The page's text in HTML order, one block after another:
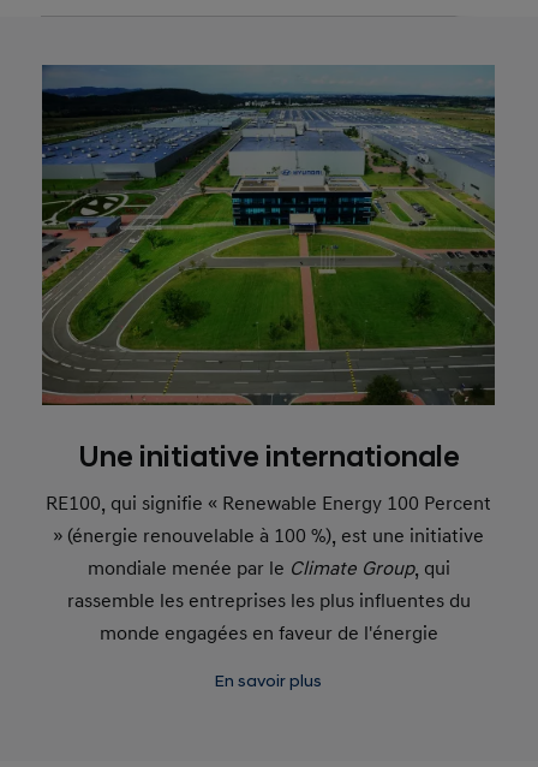
Une initiative internationale
RE100, qui signifie « Renewable Energy 100 Percent
» (énergie renouvelable à 100 %), est une initiative
mondiale menée par le Climate Group, qui
rassemble les entreprises les plus influentes du
monde engagées en faveur de l'énergie
présenter des plans de sécurisation de l'énergie
En savoir plus